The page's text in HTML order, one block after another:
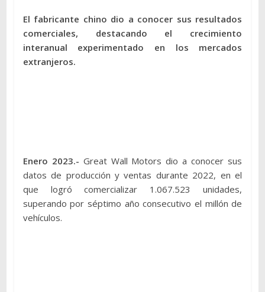
El fabricante chino dio a conocer sus resultados
comerciales, destacando el crecimiento
interanual experimentado en los mercados
extranjeros.
Enero 2023.- Great Wall Motors dio a conocer sus
datos de producción y ventas durante 2022, en el
que logró comercializar 1.067.523 unidades,
superando por séptimo año consecutivo el millón de
vehículos.